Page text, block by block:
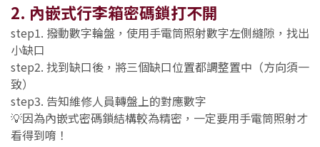
2. 內嵌式行李箱密碼鎖打不開
step1. 撥動數字輪盤，使用手電筒照射數字左側縫隙，找出
小缺口
step2. 找到缺口後，將三個缺口位置都調整置中（方向須一
致）
step3. 告知維修人員轉盤上的對應數字
💡因為內嵌式密碼鎖結構較為精密，一定要用手電筒照射才
看得到唷！